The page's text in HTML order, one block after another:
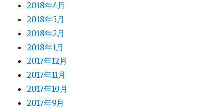
2018年4月
2018年3月
2018年2月
2018年1月
2017年12月
2017年11月
2017年10月
2017年9月